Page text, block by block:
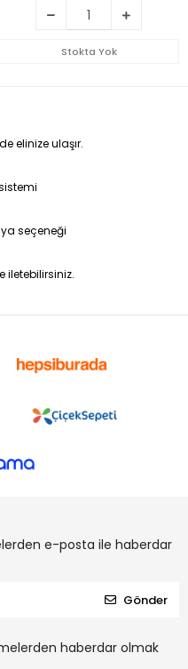
Stokta Yok
elinize ulaşır.
seçeneği
iletebilirsiniz.
e-posta ile haberdar
Gönder
haberdar olmak